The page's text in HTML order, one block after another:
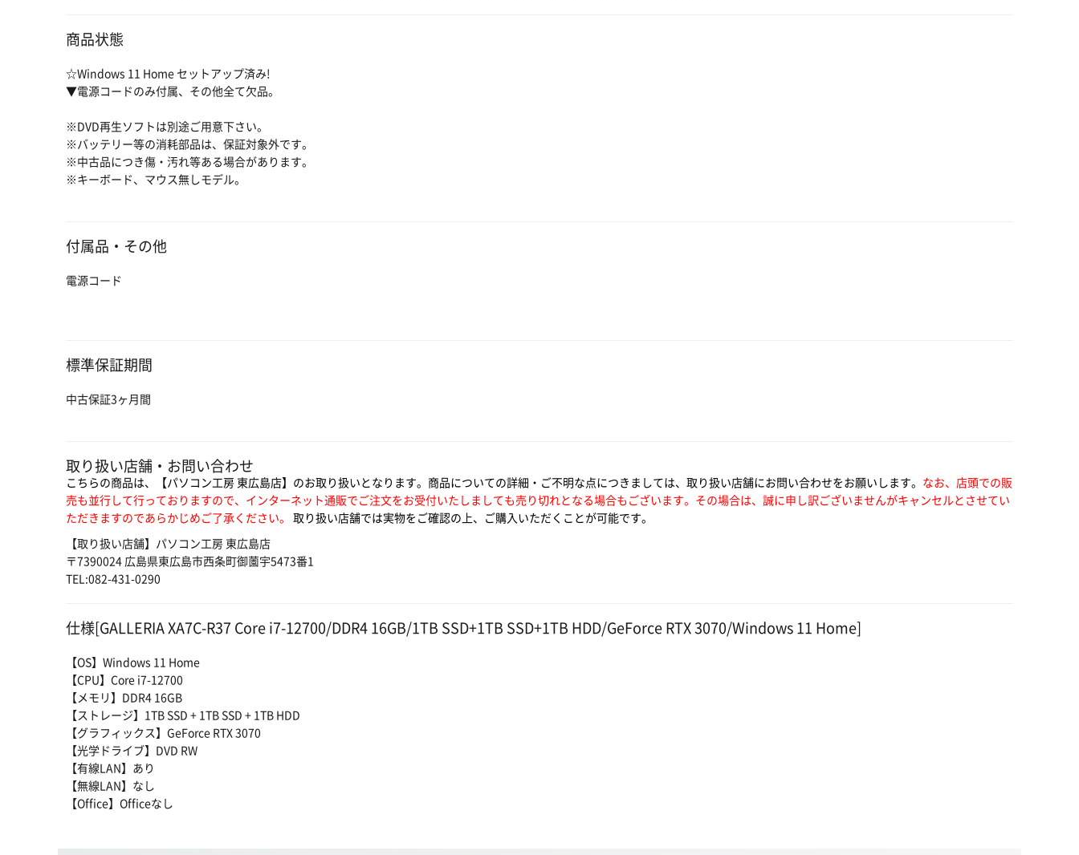
商品状態
☆Windows 11 Home セットアップ済み!
▼電源コードのみ付属、その他全て欠品。
※DVD再生ソフトは別途ご用意下さい。
※バッテリー等の消耗部品は、保証対象外です。
※中古品につき傷・汚れ等ある場合があります。
※キーボード、マウス無しモデル。
付属品・その他
電源コード
標準保証期間
中古保証3ヶ月間
取り扱い店舗・お問い合わせ
こちらの商品は、【パソコン工房 東広島店】のお取り扱いとなります。商品についての詳細・ご不明な点につきましては、取り扱い店舗にお問い合わせをお願いします。 なお、店頭での販
売も並行して行っておりますので、インターネット通販でご注文をお受付いたしましても売り切れとなる場合もございます。その場合は、誠に申し訳ございませんがキャンセルとさせてい
ただきますのであらかじめご了承ください。 取り扱い店舗では実物をご確認の上、ご購入いただくことが可能です。
【取り扱い店舗】パソコン工房 東広島店
〒7390024 広島県東広島市西条町御薗宇5473番1
TEL:082-431-0290
仕様[GALLERIA XA7C-R37 Core i7-12700/DDR4 16GB/1TB SSD+1TB SSD+1TB HDD/GeForce RTX 3070/Windows 11 Home]
【OS】Windows 11 Home
【CPU】Core i7-12700
【メモリ】DDR4 16GB
【ストレージ】1TB SSD + 1TB SSD + 1TB HDD
【グラフィックス】GeForce RTX 3070
【光学ドライブ】DVD RW
【有線LAN】あり
【無線LAN】なし
【Office】Officeなし